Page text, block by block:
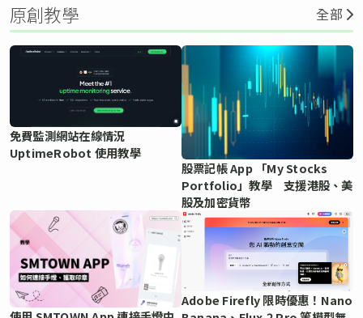
原創教學 全部
免費監測網站在線情況
UptimeRobot 使用教學
股票記帳 App 「My Stocks
Portfolio」教學 支援港股、美
股及加密貨幣
Adobe Firefly 限時優惠！Nano